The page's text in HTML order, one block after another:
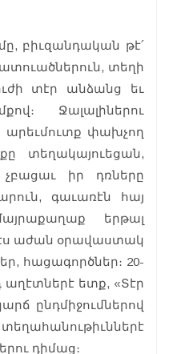
բիւզանդական թէ՛
տեղի
տէր անձանց եւ
Ջալալիներու
փախչող
տեղակայուեցան,
իր դռները
գաւառէն հայ
երթալ
աժան օրավաստակ
հացագործներ։ 20-
աղէտներէ ետք, «Տէր
ընդմիջումներով
դիմաց։